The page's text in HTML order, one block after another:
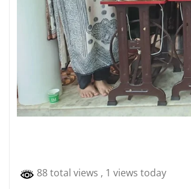
88 total views , 1 views today